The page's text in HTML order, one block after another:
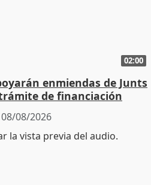
02:00
enmiendas de Junts
de financiación
08/08/2026